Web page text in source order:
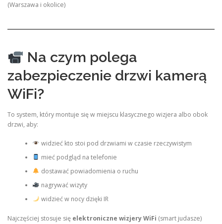
(Warszawa i okolice)
Na czym polega
zabezpieczenie drzwi kamerą
WiFi?
To system, który montuje się w miejscu klasycznego wizjera albo obok
drzwi, aby:
widzieć kto stoi pod drzwiami w czasie rzeczywistym
mieć podgląd na telefonie
dostawać powiadomienia o ruchu
nagrywać wizyty
widzieć w nocy dzięki IR
Najczęściej stosuje się elektroniczne wizjery WiFi (smart judasze)